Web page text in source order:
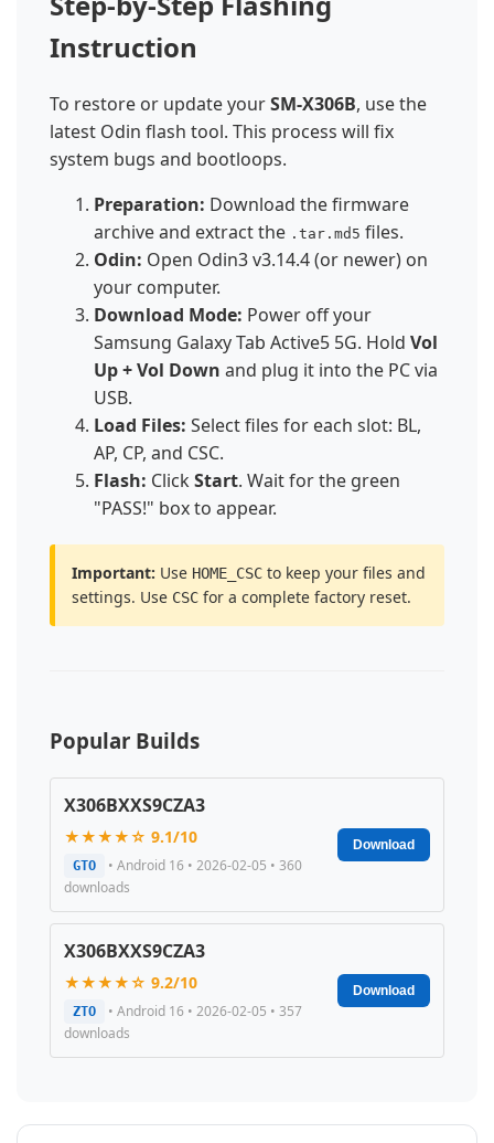
Instruction
To restore or update yourSM-X306B, use the
latest Odin flash tool. This process will fix
system bugs and bootloops.
Preparation: Download the firmware
archive and extract the .tar.md5 files.
Odin: Open Odin3 v3.14.4 (or newer) on
your computer.
Download Mode: Power off your
Samsung Galaxy Tab Active5 5G. Hold Vol
Up + Vol Down and plug it into the PC via
USB.
Load Files: Select files for each slot: BL,
AP, CP, and CSC.
Flash: ClickStart. Wait for the green
"PASS!" box to appear.
Important: Use HOME_CSC to keep your files and
settings. Use CSC for a complete factory reset.
Popular Builds
X306BXXS9CZA3
★★★★☆ 9.1/10
GTO
• Android 16 • 2026-02-05 • 360
downloads
Download
X306BXXS9CZA3
★★★★☆ 9.2/10
ZTO
• Android 16 • 2026-02-05 • 357
downloads
Download